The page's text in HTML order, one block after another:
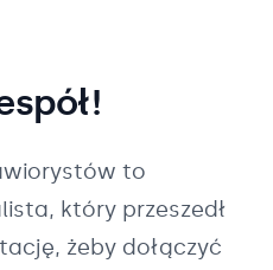
to
który przeszedł
żeby dołączyć